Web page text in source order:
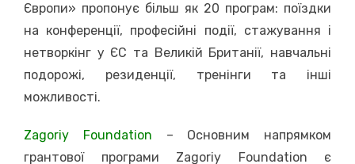
Європи» пропонує більш як 20 програм: поїздки
на конференції, професійні події, стажування і
нетворкінг у ЄС та Великій Британії, навчальні
подорожі, резиденції, тренінги та інші
можливості.
Zagoriy Foundation – Основним напрямком
грантової програми Zagoriy Foundation є